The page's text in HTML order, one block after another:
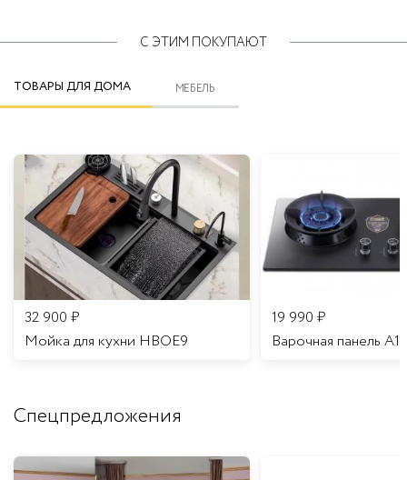
С ЭТИМ ПОКУПАЮТ
ТОВАРЫ ДЛЯ ДОМА МЕБЕЛЬ
32 900 ₽
Мойка для кухни HBOE9
19 990 ₽
Варочная панель A16
Спецпредложения